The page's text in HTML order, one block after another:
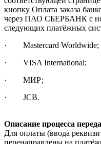
кнопку Оплата заказа
через ПАО СБЕРБАНК с
следующих платёжных
· Mastercard Worldwide;
· VISA International;
· МИР;
· JCB.
Описание процесса
Для оплаты (ввода
перенаправлены на